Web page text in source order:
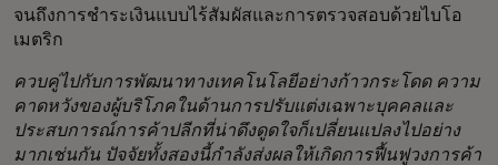
จนถึงการชำระเงินแบบไร้สัมผัสและการตรวจสอบด้วยไบโอ
เมตริก
ควบคู่ไปกับการพัฒนาทางเทคโนโลยีอย่างก้าวกระโดด ความ
คาดหวังของผู้บริโภคในด้านการปรับแต่งเฉพาะบุคคลและ
ประสบการณ์การค้าปลีกที่น่าดึงดูดใจก็เปลี่ยนแปลงไปอย่าง
มากเช่นกัน ปัจจัยทั้งสองนี้กำลังส่งผลให้เกิดการฟื้นฟูวงการค้า